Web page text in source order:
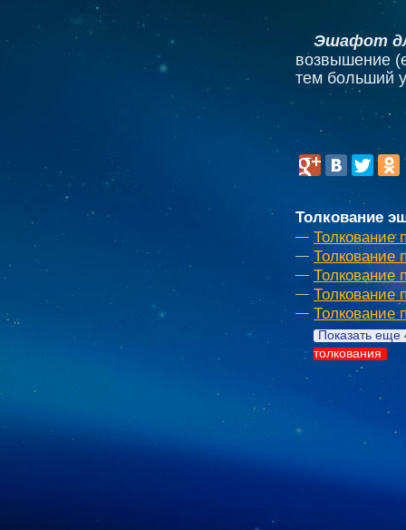
Эшафот
возвышение
тем больший
Толкование
Толкование
Толкование
Толкование
Толкование
Толкование
Показать еще
толкования